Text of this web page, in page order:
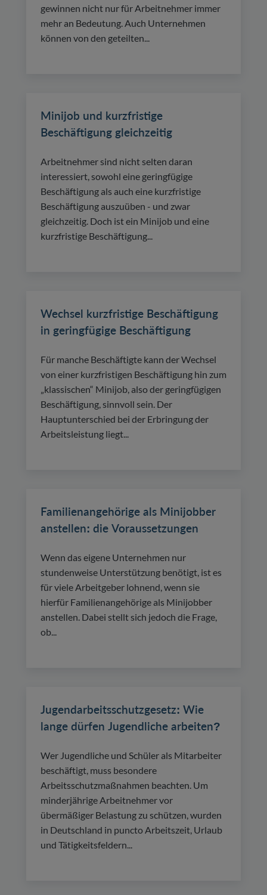
gewinnen nicht nur für Arbeitnehmer immer
mehr an Bedeutung. Auch Unternehmen
können von den geteilten...
Minijob und kurzfristige
Beschäftigung gleichzeitig
Arbeitnehmer sind nicht selten daran
interessiert, sowohl eine geringfügige
Beschäftigung als auch eine kurzfristige
Beschäftigung auszuüben - und zwar
gleichzeitig. Doch ist ein Minijob und eine
kurzfristige Beschäftigung...
Wechsel kurzfristige Beschäftigung
in geringfügige Beschäftigung
Für manche Beschäftigte kann der Wechsel
von einer kurzfristigen Beschäftigung hin zum
„klassischen“ Minijob, also der geringfügigen
Beschäftigung, sinnvoll sein. Der
Hauptunterschied bei der Erbringung der
Arbeitsleistung liegt...
Familienangehörige als Minijobber
anstellen: die Voraussetzungen
Wenn das eigene Unternehmen nur
stundenweise Unterstützung benötigt, ist es
für viele Arbeitgeber lohnend, wenn sie
hierfür Familienangehörige als Minijobber
anstellen. Dabei stellt sich jedoch die Frage,
ob...
Jugendarbeitsschutzgesetz: Wie
lange dürfen Jugendliche arbeiten?
Wer Jugendliche und Schüler als Mitarbeiter
beschäftigt, muss besondere
Arbeitsschutzmaßnahmen beachten. Um
minderjährige Arbeitnehmer vor
übermäßiger Belastung zu schützen, wurden
in Deutschland in puncto Arbeitszeit, Urlaub
und Tätigkeitsfeldern...